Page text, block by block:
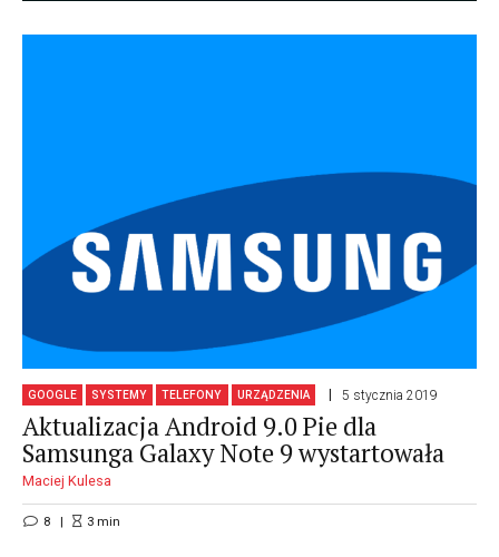
GOOGLE SYSTEMY TELEFONY URZĄDZENIA 5 stycznia 2019
Aktualizacja Android 9.0 Pie dla
Samsunga Galaxy Note 9 wystartowała
Maciej Kulesa
8 3 min